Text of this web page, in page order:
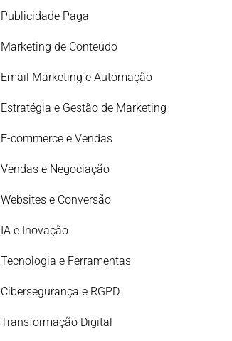
Publicidade Paga
Marketing de Conteúdo
Email Marketing e Automação
Estratégia e Gestão de Marketing
E-commerce e Vendas
Vendas e Negociação
Websites e Conversão
IA e Inovação
Tecnologia e Ferramentas
Cibersegurança e RGPD
Transformação Digital